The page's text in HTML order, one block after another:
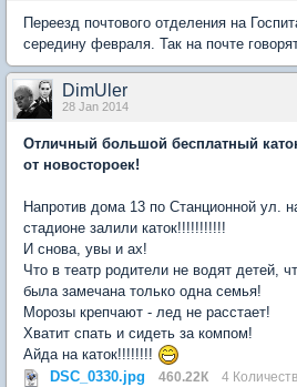
Переезд почтового отделения на
середину февраля. Так на почте
DimUler
28 Jan 2014
Отличный большой бесплатный
от новостороек!
Напротив дома 13 по Станционной ул.
стадионе залили каток!!!!!!!!!!!
И снова, увы и ах!
Что в театр родители не водят детей,
была замечана только одна семья!
Морозы крепчают - лед не расстает!
Хватит спать и сидеть за компом!
Айда на каток!!!!!!!!
DSC_0330.jpg
460.22К 4